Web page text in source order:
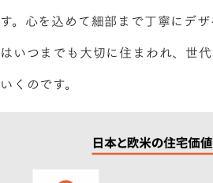
す。心を込めて細部まで丁寧にデ
はいつまでも大切に住まわれ、世
いくのです。